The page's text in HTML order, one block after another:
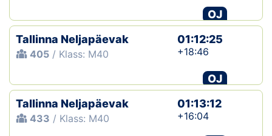
OJ
Tallinna Neljapäevak
405 / Klass: M40
01:12:25
+18:46
OJ
Tallinna Neljapäevak
433 / Klass: M40
01:13:12
+16:04